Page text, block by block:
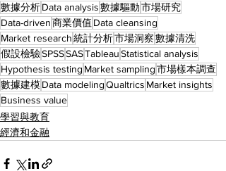
數據分析Data analysis數據驅動市場研究
Data-driven商業價值 Data cleansing
Market research統計分析市場洞察數據清洗
假設檢驗SPSSSASTableauStatistical analysis
Hypothesis testing Market sampling市場樣本調查
數據建模Data modelingQualtrics Market insights
Business value
學習與教育
經濟和金融